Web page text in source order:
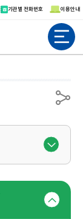
기관별 전화번호 이용안내
전체메뉴
공유